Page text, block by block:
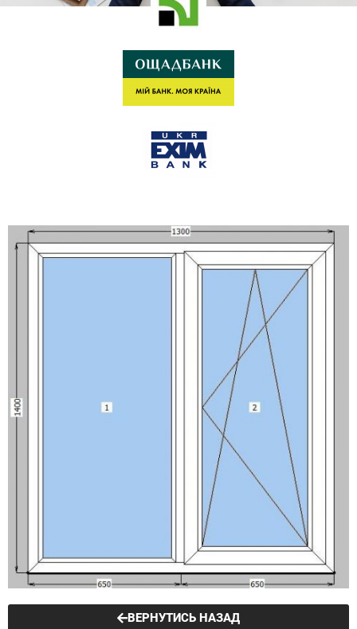
ВЕРНУТИСЬ НАЗАД